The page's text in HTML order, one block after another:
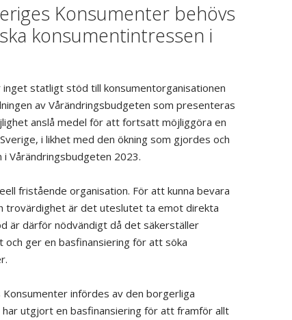
Konsumenter behövs
konsumentintressen i
inget statligt stöd till konsumentorganisationen
av Vårändringsbudgeten som presenteras
anslå medel för att fortsatt möjliggöra en
i likhet med den ökning som gjordes och
Vårändringsbudgeten 2023.
fristående organisation. För att kunna bevara
trovärdighet är det uteslutet ta emot direkta
är därför nödvändigt då det säkerställer
ger en basfinansiering för att söka
infördes av den borgerliga
utgjort en basfinansiering för att framför allt